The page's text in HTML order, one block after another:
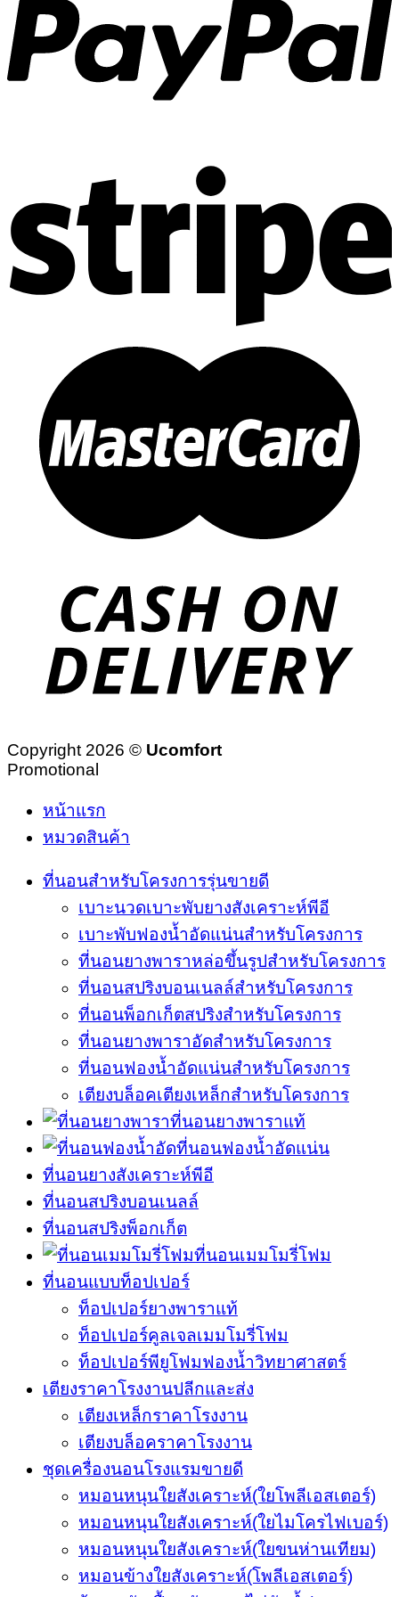
Copyright 2026 © Ucomfort
Promotional
หน้าแรก
หมวดสินค้า
ที่นอนสำหรับโครงการรุ่นขายดี
เบาะนวดเบาะพับยางสังเคราะห์พีอี
เบาะพับฟองน้ำอัดแน่นสำหรับโครงการ
ที่นอนยางพาราหล่อขึ้นรูปสำหรับโครงการ
ที่นอนสปริงบอนเนลล์สำหรับโครงการ
ที่นอนพ็อกเก็ตสปริงสำหรับโครงการ
ที่นอนยางพาราอัดสำหรับโครงการ
ที่นอนฟองน้ำอัดแน่นสำหรับโครงการ
เตียงบล็อคเตียงเหล็กสำหรับโครงการ
ที่นอนยางพาราแท้
ที่นอนฟองน้ำอัดแน่น
ที่นอนยางสังเคราะห์พีอี
ที่นอนสปริงบอนเนลล์
ที่นอนสปริงพ็อกเก็ต
ที่นอนเมมโมรี่โฟม
ที่นอนแบบท็อปเปอร์
ท็อปเปอร์ยางพาราแท้
ท็อปเปอร์คูลเจลเมมโมรี่โฟม
ท็อปเปอร์พียูโฟมฟองน้ำวิทยาศาสตร์
เตียงราคาโรงงานปลีกและส่ง
เตียงเหล็กราคาโรงงาน
เตียงบล็อคราคาโรงงาน
ชุดเครื่องนอนโรงแรมขายดี
หมอนหนุนใยสังเคราะห์(ใยโพลีเอสเตอร์)
หมอนหนุนใยสังเคราะห์(ใยไมโครไฟเบอร์)
หมอนหนุนใยสังเคราะห์(ใยขนห่านเทียม)
หมอนข้างใยสังเคราะห์(โพลีเอสเตอร์)